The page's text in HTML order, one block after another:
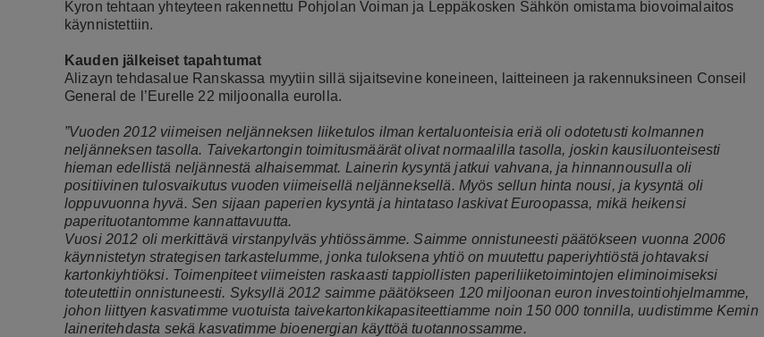
Kyron tehtaan yhteyteen rakennettu Pohjolan Voiman ja Leppäkosken Sähkön omistama biovoimalaitos
käynnistettiin.
Kauden jälkeiset tapahtumat
Alizayn tehdasalue Ranskassa myytiin sillä sijaitsevine koneineen, laitteineen ja rakennuksineen Conseil
General de l’Eurelle 22 miljoonalla eurolla.
”Vuoden 2012 viimeisen neljänneksen liiketulos ilman kertaluonteisia eriä oli odotetusti kolmannen
neljänneksen tasolla. Taivekartongin toimitusmäärät olivat normaalilla tasolla, joskin kausiluonteisesti
hieman edellistä neljännestä alhaisemmat. Lainerin kysyntä jatkui vahvana, ja hinnannousulla oli
positiivinen tulosvaikutus vuoden viimeisellä neljänneksellä. Myös sellun hinta nousi, ja kysyntä oli
loppuvuonna hyvä. Sen sijaan paperien kysyntä ja hintataso laskivat Euroopassa, mikä heikensi
paperituotantomme kannattavuutta.
Vuosi 2012 oli merkittävä virstanpylväs yhtiössämme. Saimme onnistuneesti päätökseen vuonna 2006
käynnistetyn strategisen tarkastelumme, jonka tuloksena yhtiö on muutettu paperiyhtiöstä johtavaksi
kartonkiyhtiöksi. Toimenpiteet viimeisten raskaasti tappiollisten paperiliiketoimintojen eliminoimiseksi
toteutettiin onnistuneesti. Syksyllä 2012 saimme päätökseen 120 miljoonan euron investointiohjelmamme,
johon liittyen kasvatimme vuotuista taivekartonkikapasiteettiamme noin 150 000 tonnilla, uudistimme Kemin
laineritehdasta sekä kasvatimme bioenergian käyttöä tuotannossamme.